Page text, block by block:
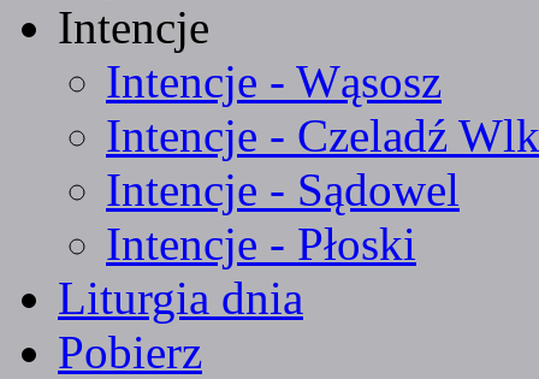
Intencje
Intencje - Wąsosz
Intencje - Czeladź
Intencje - Sądowel
Intencje - Płoski
Liturgia dnia
Pobierz